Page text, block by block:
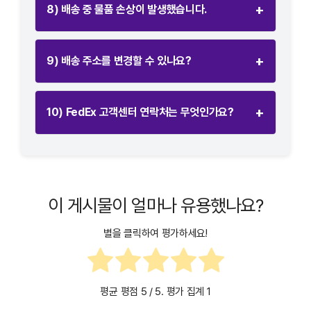
8) 배송 중 물품 손상이 발생했습니다. +
9) 배송 주소를 변경할 수 있나요? +
10) FedEx 고객센터 연락처는 무엇인가요? +
이 게시물이 얼마나 유용했나요?
별을 클릭하여 평가하세요!
평균 평점 5 / 5. 평가 집계 1